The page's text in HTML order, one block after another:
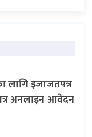
लागि इजाजतपत्र
अनलाइन आवेदन